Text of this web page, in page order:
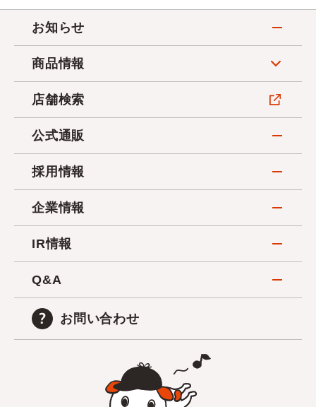
お知らせ
商品情報
店舗検索
公式通販
採用情報
企業情報
IR情報
Q&A
お問い合わせ